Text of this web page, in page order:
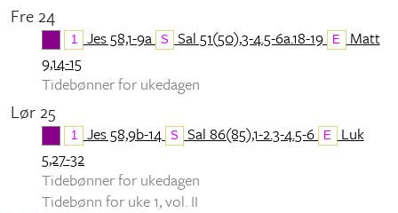
Fre 24
1 Jes 58,1-9a S Sal 51(50),3-4.5-6a.18-19 E Matt
9,14-15
Tidebønner for ukedagen
Lør 25
1 Jes 58,9b-14 S Sal 86(85),1-2.3-4.5-6 E Luk
5,27-32
Tidebønner for ukedagen
Tidebønn for uke 1, vol. II